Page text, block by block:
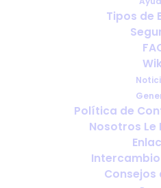
Tipos de
Política de
Nosotros Le
Consejos
¿Con cuánta
reservar el